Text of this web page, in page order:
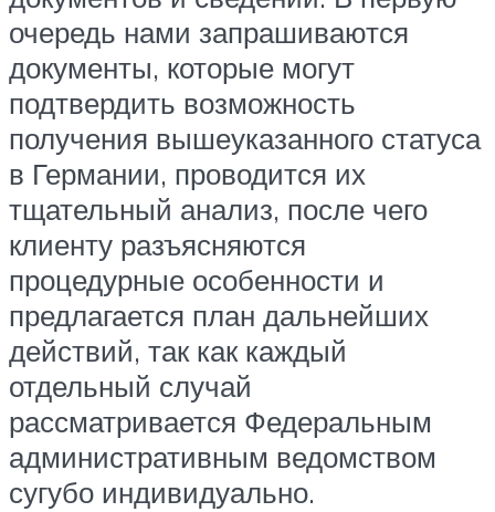
очередь нами запрашиваются
документы, которые могут
подтвердить возможность
получения вышеуказанного статуса
в Германии, проводится их
тщательный анализ, после чего
клиенту разъясняются
процедурные особенности и
предлагается план дальнейших
действий, так как каждый
отдельный случай
рассматривается Федеральным
административным ведомством
сугубо индивидуально.